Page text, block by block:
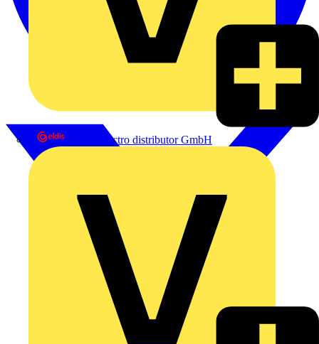
eldis electro distributor GmbH